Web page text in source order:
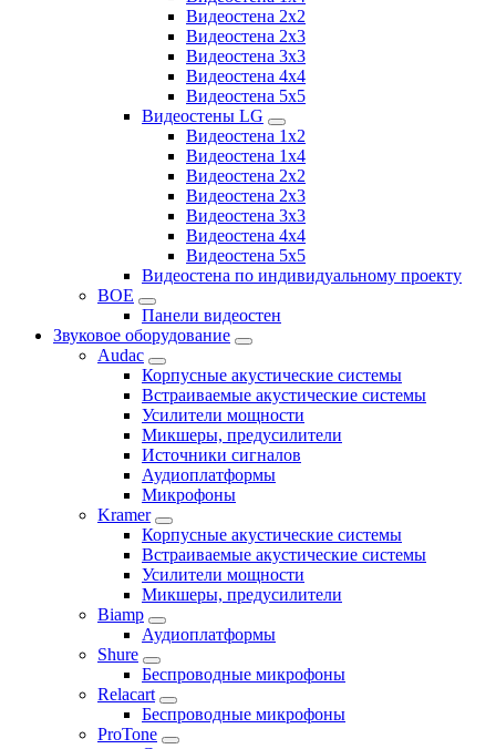
Видеостена 2x2
Видеостена 2х3
Видеостена 3x3
Видеостена 4x4
Видеостена 5x5
Видеостены LG
Видеостена 1x2
Видеостена 1x4
Видеостена 2x2
Видеостена 2x3
Видеостена 3x3
Видеостена 4x4
Видеостена 5x5
Видеостена по индивидуальному проекту
BOE
Панели видеостен
Звуковое оборудование
Audac
Корпусные акустические системы
Встраиваемые акустические системы
Усилители мощности
Микшеры, предусилители
Источники сигналов
Аудиоплатформы
Микрофоны
Kramer
Корпусные акустические системы
Встраиваемые акустические системы
Усилители мощности
Микшеры, предусилители
Biamp
Аудиоплатформы
Shure
Беспроводные микрофоны
Relacart
Беспроводные микрофоны
ProTone